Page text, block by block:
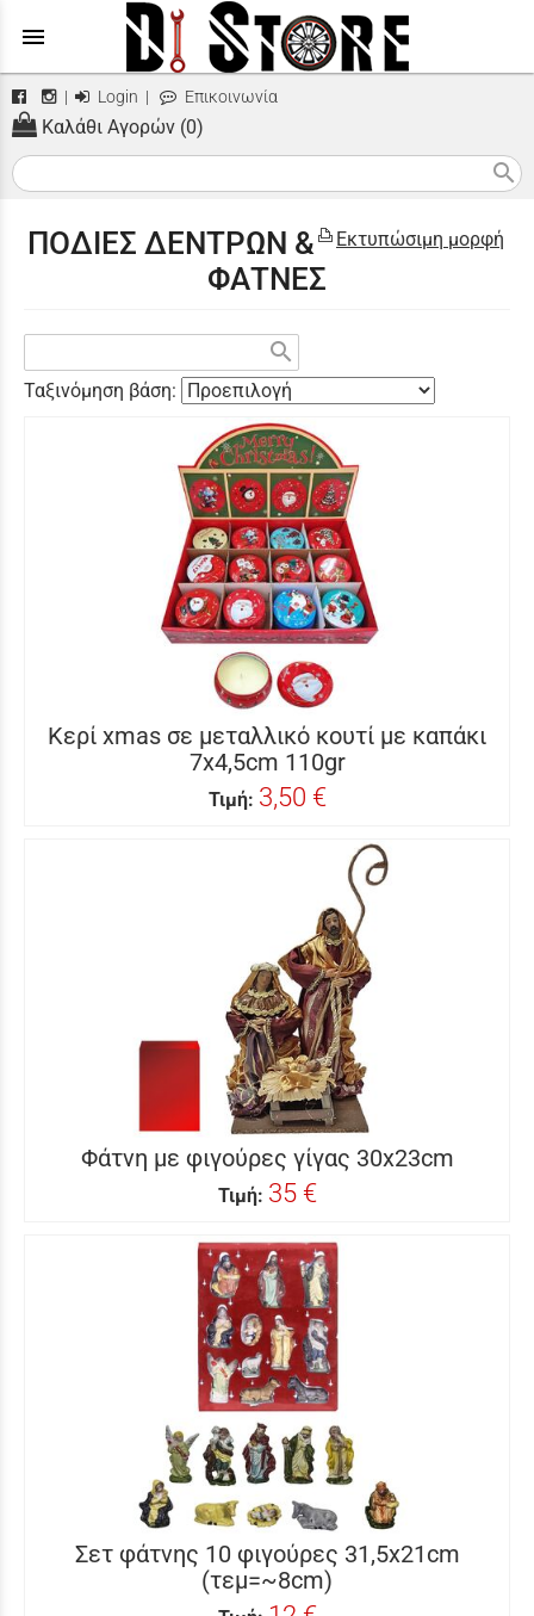
menu
| Login | Επικοινωνία
Καλάθι Αγορών (0)
search
Εκτυπώσιμη μορφή
ΠΟΔΙΕΣ ΔΕΝΤΡΩΝ &
ΦΑΤΝΕΣ
search
Ταξινόμηση βάση:
Κερί xmas σε μεταλλικό κουτί με καπάκι
7x4,5cm 110gr
Τιμή: 3,50 €
Φάτνη με φιγούρες γίγας 30x23cm
Τιμή: 35 €
Σετ φάτνης 10 φιγούρες 31,5x21cm
(τεμ=~8cm)